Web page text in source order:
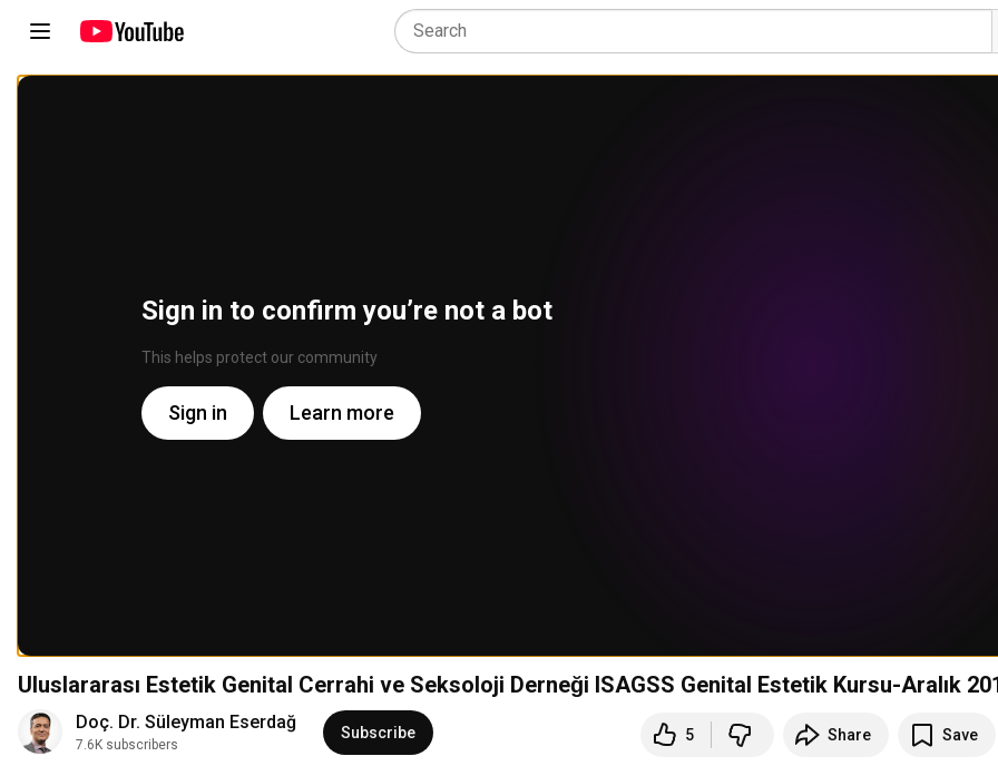
Sign in to confirm you’re not a bot
This helps protect our community
Sign in Learn more
Uluslararası Estetik Genital Cerrahi ve Seksoloji Derneği ISAGSS Genital Estetik Kursu-Aralık
Doç. Dr. Süleyman Eserdağ
7.6K subscribers
Subscribe 5 Share Save